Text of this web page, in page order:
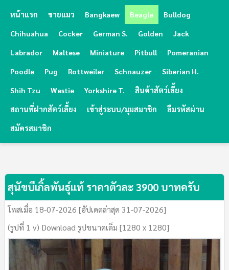
หน้าแรก ขายแมว Bangkaew Beagle Bulldog
Chihuahua Cocker German S. Golden Jack
Labrador Maltese Miniature Pitbull Pomeranian
Poodle Pug Rottweiler Schnauzer Siberian H.
Shih Tzu Westie Yorkshire T. สินค้าสัตว์เลี้ยง
สถานที่ฝากสัตว์เลี้ยง เข้าสู่ระบบ/มุมสมาชิก ลืมรหัสผ่าน
สมัครสมาชิก
สุนัขบีเกิ้ลพันธุ์แท้ ราคาตัวละ 3900 บาทครับ
โพสเมื่อ 18-07-2026 [อัปเดตล่าสุด 31-07-2026]
(รูปที่ 1 v) Download รูปขนาดเต็ม [1280 x 1280]